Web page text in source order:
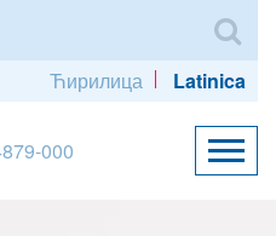
Ћирилица Latinica
000